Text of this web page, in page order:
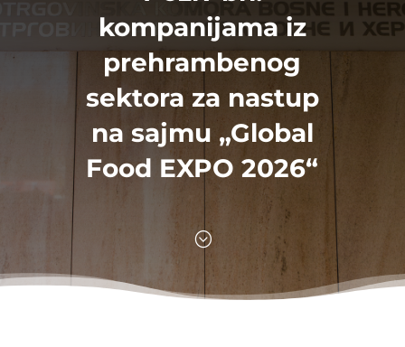
kompanijama iz
prehrambenog
sektora za nastup
na sajmu „Global
Food EXPO 2026“
;